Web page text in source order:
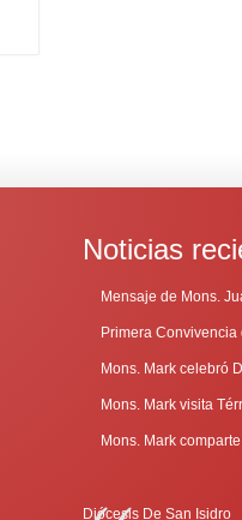
Noticias
Diócesis De San Isidro